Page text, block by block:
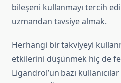
bileşeni kullanmayı tercih
uzmandan tavsiye almak.
Herhangi bir takviyeyi
etkilerini düşünmek hiç de
Ligandrol’un bazı